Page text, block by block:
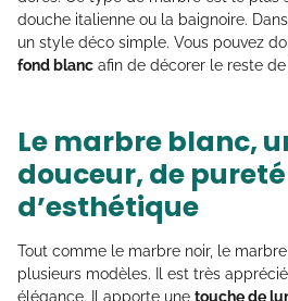
douche italienne ou la baignoire.
un style déco simple. Vous pouvez
fond blanc afin de décorer le reste
Le marbre blanc,
douceur, de
d’esthétique
Tout comme le marbre noir, le
plusieurs modèles. Il est très
élégance. Il apporte une touche de